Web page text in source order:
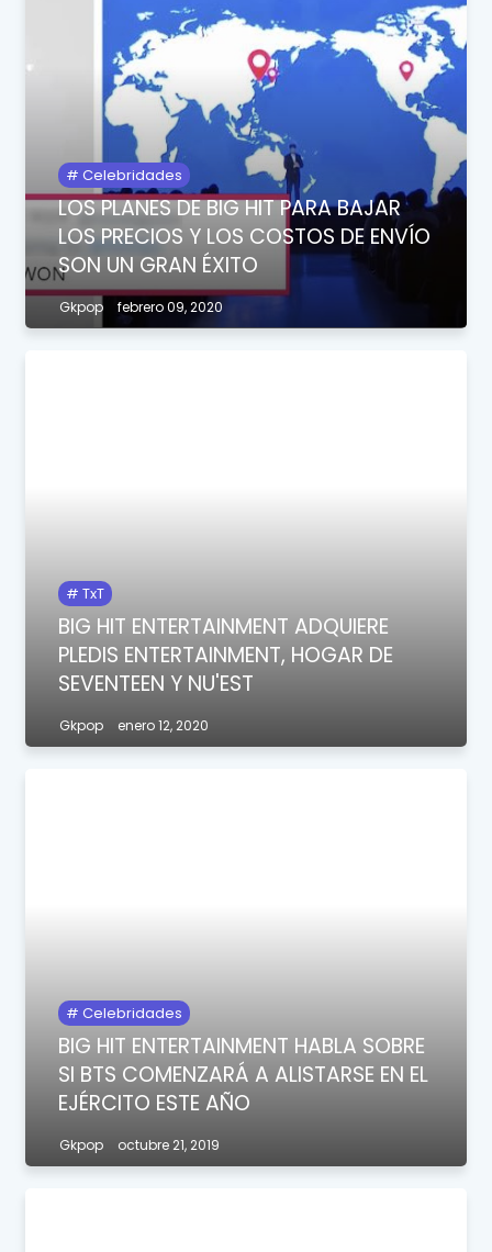
Celebridades
LOS PLANES DE BIG HIT PARA BAJAR
LOS PRECIOS Y LOS COSTOS DE ENVÍO
SON UN GRAN ÉXITO
Gkpop febrero 09, 2020
TxT
BIG HIT ENTERTAINMENT ADQUIERE
PLEDIS ENTERTAINMENT, HOGAR DE
SEVENTEEN Y NU'EST
Gkpop enero 12, 2020
Celebridades
BIG HIT ENTERTAINMENT HABLA SOBRE
SI BTS COMENZARÁ A ALISTARSE EN EL
EJÉRCITO ESTE AÑO
Gkpop octubre 21, 2019